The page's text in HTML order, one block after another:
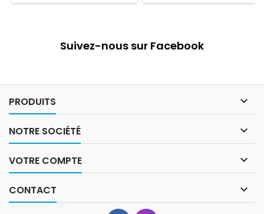
Suivez-nous sur Facebook
PRODUITS 
NOTRE SOCIÉTÉ 
VOTRE COMPTE 
CONTACT 